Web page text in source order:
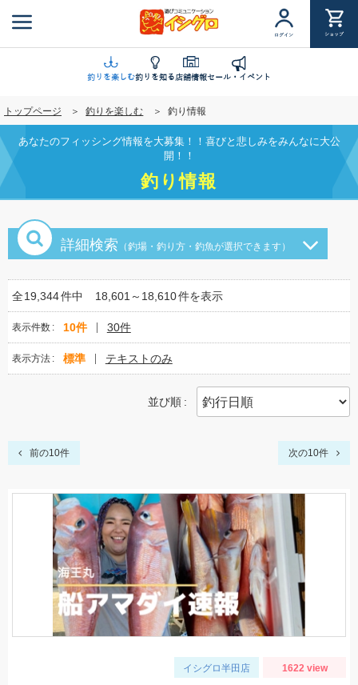
ン
に
移
動
ログイン ショップ
釣りを楽しむ釣りを知る店舗情報セール・イベント
トップページ 釣りを楽しむ 釣り情報
あなたのフィッシング情報を大募集！！喜びと悲しみをみんなに大公
開！！
釣り情報
詳細検索 （釣場・釣り方・釣魚が選択できます）
全19,344件中 18,601～18,610件を表示
表示件数 10件 30件
表示方法 標準 テキストのみ
並び順
前の10件 次の10件
イシグロ半田店 1622 view